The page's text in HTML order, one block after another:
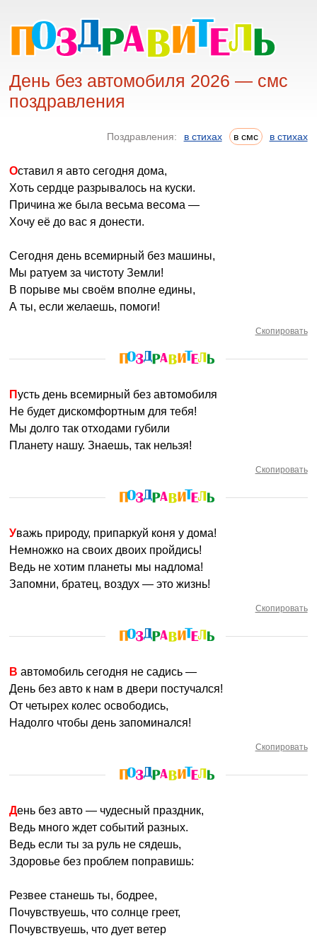
День без автомобиля 2026 — смс
поздравления
Поздравления: в стихах в смс в стихах
Оставил я авто сегодня дома,
Хоть сердце разрывалось на куски.
Причина же была весьма весома —
Хочу её до вас я донести.
Сегодня день всемирный без машины,
Мы ратуем за чистоту Земли!
В порыве мы своём вполне едины,
А ты, если желаешь, помоги!
Скопировать
Пусть день всемирный без автомобиля
Не будет дискомфортным для тебя!
Мы долго так отходами губили
Планету нашу. Знаешь, так нельзя!
Скопировать
Уважь природу, припаркуй коня у дома!
Немножко на своих двоих пройдись!
Ведь не хотим планеты мы надлома!
Запомни, братец, воздух — это жизнь!
Скопировать
В автомобиль сегодня не садись —
День без авто к нам в двери постучался!
От четырех колес освободись,
Надолго чтобы день запоминался!
Скопировать
День без авто — чудесный праздник,
Ведь много ждет событий разных.
Ведь если ты за руль не сядешь,
Здоровье без проблем поправишь:
Резвее станешь ты, бодрее,
Почувствуешь, что солнце греет,
Почувствуешь, что дует ветер